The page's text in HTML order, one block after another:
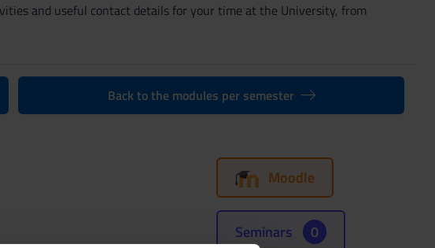
and useful contact details for your time at the University, from
Back to the modules per semester
Moodle
Seminars 0